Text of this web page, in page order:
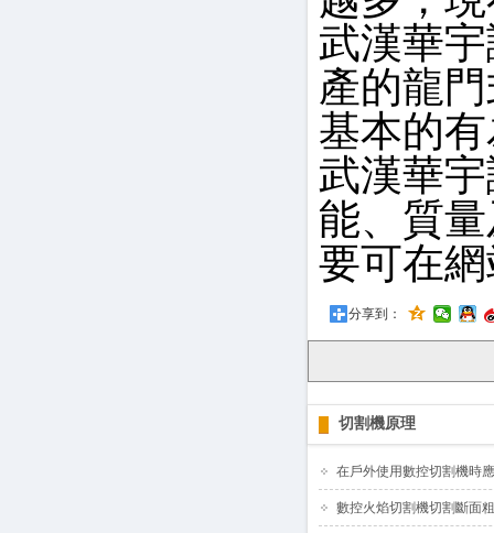
武漢華
產的龍
基本的
武漢華
能、質
要可在
分享到：
切割機原理
在戶外使用數控切割機時
數控火焰切割機切割斷面